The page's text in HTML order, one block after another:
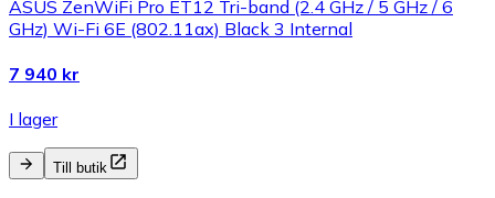
ASUS ZenWiFi Pro ET12 Tri-band (2.4 GHz / 5 GHz / 6
GHz) Wi-Fi 6E (802.11ax) Black 3 Internal
7 940 kr
I lager
Till butik